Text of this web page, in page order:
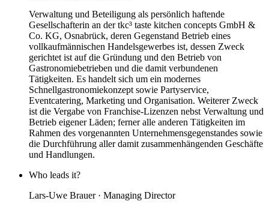
Verwaltung und Beteiligung als persönlich haftende
Gesellschafterin an der tkc³ taste kitchen concepts GmbH &
Co. KG, Osnabrück, deren Gegenstand Betrieb eines
vollkaufmännischen Handelsgewerbes ist, dessen Zweck
gerichtet ist auf die Gründung und den Betrieb von
Gastronomiebetrieben und die damit verbundenen
Tätigkeiten. Es handelt sich um ein modernes
Schnellgastronomiekonzept sowie Partyservice,
Eventcatering, Marketing und Organisation. Weiterer Zweck
ist die Vergabe von Franchise-Lizenzen nebst Verwaltung und
Betrieb eigener Läden; ferner alle anderen Tätigkeiten im
Rahmen des vorgenannten Unternehmensgegenstandes sowie
die Durchführung aller damit zusammenhängenden Geschäfte
und Handlungen.
Who leads it?
Lars-Uwe Brauer · Managing Director